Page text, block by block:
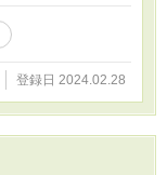
登録日 2024.02.28